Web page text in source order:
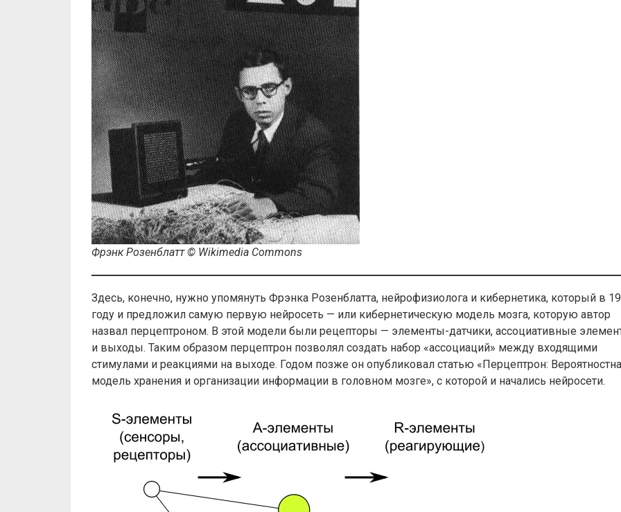
Фрэнк Розенблатт © Wikimedia Commons
Здесь, конечно, нужно упомянуть Фрэнка Розенблатта, нейрофизиолога и кибернетика, который в
году и предложил самую первую нейросеть — или кибернетическую модель мозга, которую автор
назвал перцептроном. В этой модели были рецепторы — элементы-датчики, ассоциативные
и выходы. Таким образом перцептрон позволял создать набор «ассоциаций» между входящими
стимулами и реакциями на выходе. Годом позже он опубликовал статью «Перцептрон:
модель хранения и организации информации в головном мозге», с которой и начались нейросети.